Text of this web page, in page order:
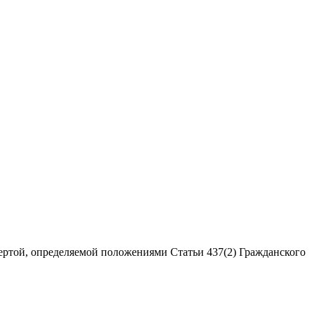
определяемой положениями Статьи 437(2) Гражданского